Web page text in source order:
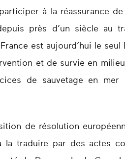
à la réassurance
près d’un siècle au
est aujourd’hui le
et de survie en
de sauvetage en
de résolution
la traduire par des actes